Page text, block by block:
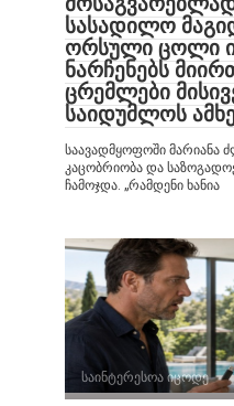
სასადილო
ორსული ცოლი
ნარჩენებს
ცრემლები
საიდუმლოს
საავადმყოფოში მარიანა
კაცობრიობა და
ჩამოჯდა. „რამდენი ხანია
საინტერესოა იცოდე